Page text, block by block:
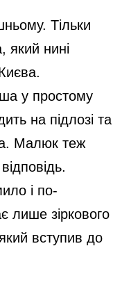
Тільки
який нині
у простому
на підлозі та
Малюк теж
і по-
лише зіркового
вступив до